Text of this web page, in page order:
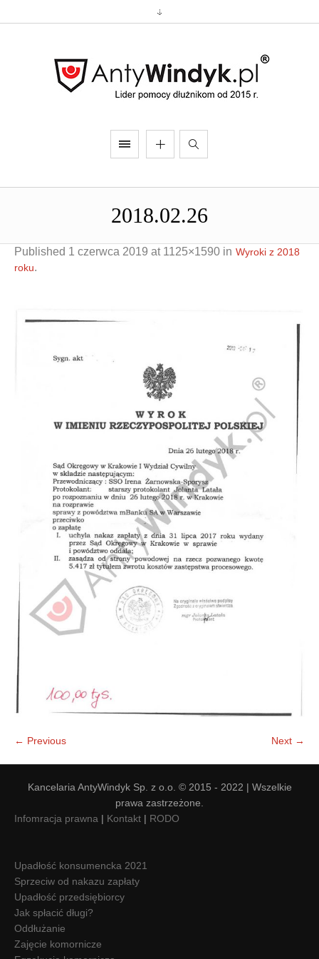
Negocjacje z wierzycielami
Doradztwo & konsulting
2018.02.26
Published 1 czerwca 2019 at 1125×1590 in Wyroki z 2018
roku.
← Previous Next →
Kancelaria AntyWindyk Sp. z o.o. © 2015 - 2022 | Wszelkie
prawa zastrzeżone.
Infomracja prawna | Kontakt | RODO
Upadłość konsumencka 2021
Sprzeciw od nakazu zapłaty
Upadłość przedsiębiorcy
Jak spłacić długi?
Oddłużanie
Zajęcie komornicze